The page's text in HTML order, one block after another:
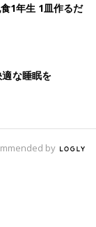
1年生 1皿作るだ
適な睡眠を
by